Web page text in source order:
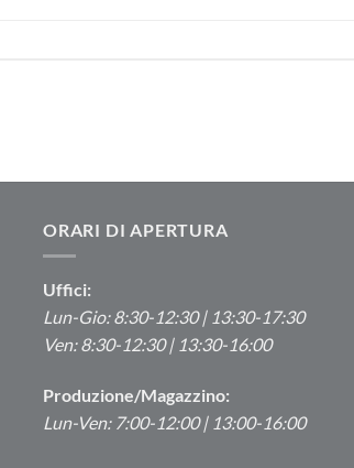
ORARI DI APERTURA
Uffici:
Lun-Gio: 8:30-12:30 | 13:30-17:30
Ven: 8:30-12:30 | 13:30-16:00
Produzione/Magazzino:
Lun-Ven: 7:00-12:00 | 13:00-16:00